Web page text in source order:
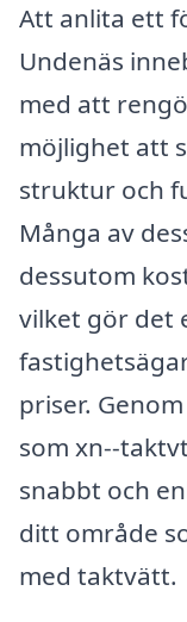
Att anlita ett
Undenäs
med att
möjlighet att
struktur och
Många av
dessutom
vilket gör det
priser.
som xn--
snabbt och
ditt område
med taktvätt.